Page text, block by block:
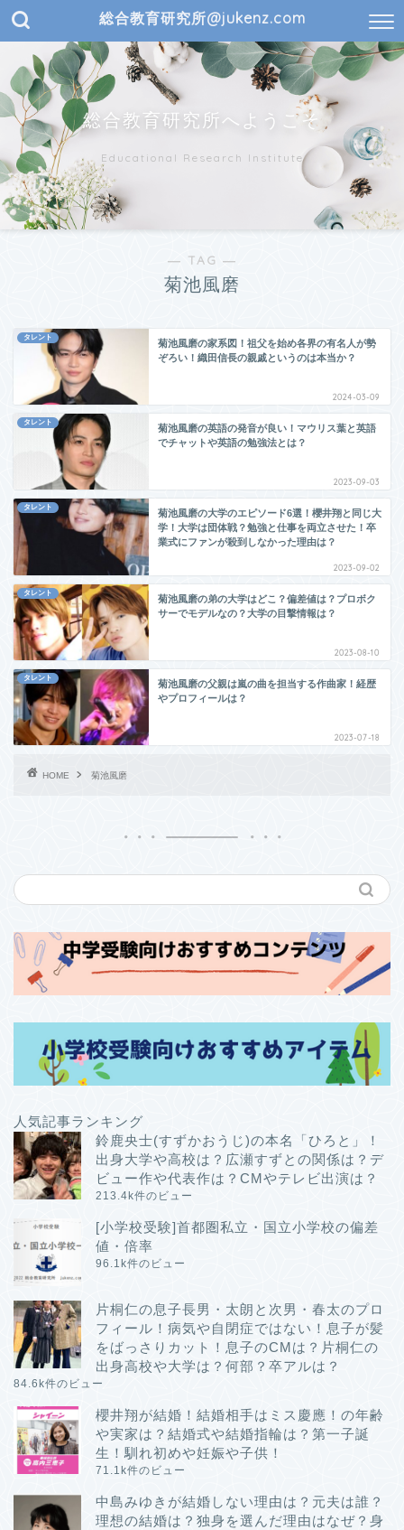
総合教育研究所@jukenz.com
総合教育研究所へようこそ
Educational Research Institute
― TAG ―
菊池風磨
タレント
菊池風磨の家系図！祖父を始め各界の有名人が勢
ぞろい！織田信長の親戚というのは本当か？
2024-03-09
タレント
菊池風磨の英語の発音が良い！マウリス葉と英語
でチャットや英語の勉強法とは？
2023-09-03
タレント
菊池風磨の大学のエピソード6選！櫻井翔と同じ大
学！大学は団体戦？勉強と仕事を両立させた！卒
業式にファンが殺到しなかった理由は？
2023-09-02
タレント
菊池風磨の弟の大学はどこ？偏差値は？プロボク
サーでモデルなの？大学の目撃情報は？
2023-08-10
タレント
菊池風磨の父親は嵐の曲を担当する作曲家！経歴
やプロフィールは？
2023-07-18
HOME 菊池風磨
人気記事ランキング
鈴鹿央士(すずかおうじ)の本名「ひろと」！
出身大学や高校は？広瀬すずとの関係は？デ
ビュー作や代表作は？CMやテレビ出演は？
213.4k件のビュー
[小学校受験]首都圏私立・国立小学校の偏差
値・倍率
96.1k件のビュー
片桐仁の息子長男・太朗と次男・春太のプロ
フィール！病気や自閉症ではない！息子が髪
をばっさりカット！息子のCMは？片桐仁の
出身高校や大学は？何部？卒アルは？
84.6k件のビュー
櫻井翔が結婚！結婚相手はミス慶應！の年齢
や実家は？結婚式や結婚指輪は？第一子誕
生！馴れ初めや妊娠や子供！
71.1k件のビュー
中島みゆきが結婚しない理由は？元夫は誰？
理想の結婚は？独身を選んだ理由はなぜ？身